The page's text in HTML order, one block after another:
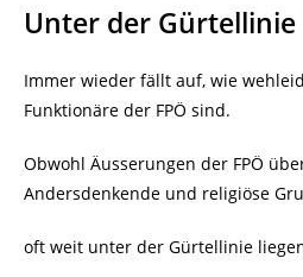
Unter der Gürtellinie
Immer wieder fällt auf, wie
Funktionäre der FPÖ sind.
Obwohl Äusserungen der FPÖ
Andersdenkende und religiöse
oft weit unter der Gürtellinie